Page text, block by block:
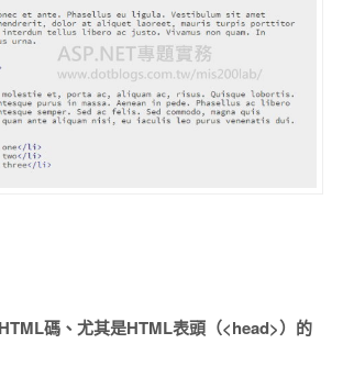
碼、尤其是HTML表頭（<head>）的